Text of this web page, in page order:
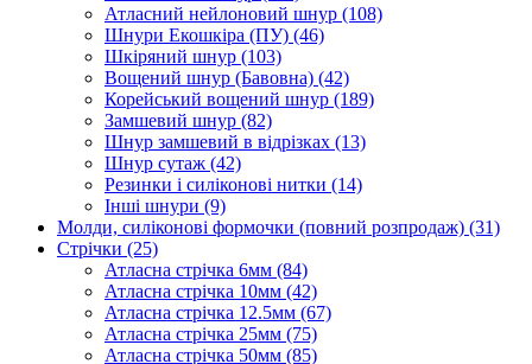
Атласний нейлоновий шнур (108)
Шнури Екошкіра (ПУ) (46)
Шкіряний шнур (103)
Вощений шнур (Бавовна) (42)
Корейський вощений шнур (189)
Замшевий шнур (82)
Шнур замшевий в відрізках (13)
Шнур сутаж (42)
Резинки і силіконові нитки (14)
Інші шнури (9)
Молди, силіконові формочки (повний розпродаж) (31)
Стрічки (25)
Атласна стрічка 6мм (84)
Атласна стрічка 10мм (42)
Атласна стрічка 12.5мм (67)
Атласна стрічка 25мм (75)
Атласна стрічка 50мм (85)